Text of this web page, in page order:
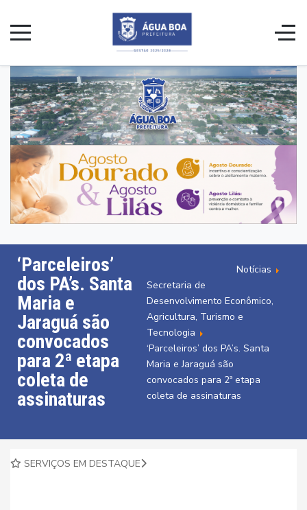
‘Parceleiros’
dos PA’s. Santa
Maria e
Jaraguá são
convocados
para 2ª etapa
coleta de
assinaturas
Notícias
Secretaria de
Desenvolvimento Econômico,
Agricultura, Turismo e
Tecnologia
‘Parceleiros’ dos PA’s. Santa
Maria e Jaraguá são
convocados para 2ª etapa
coleta de assinaturas
SERVIÇOS EM DESTAQUE